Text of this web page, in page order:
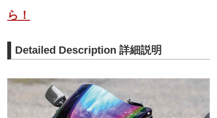
ら！
Detailed Description 詳細説明